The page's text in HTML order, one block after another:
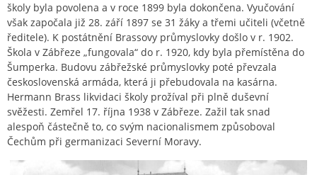
školy byla povolena a v roce 1899 byla dokončena. Vyučování
však započala již 28. září 1897 se 31 žáky a třemi učiteli (včetně
ředitele). K postátnění Brassovy průmyslovky došlo v r. 1902.
Škola v Zábřeze „fungovala“ do r. 1920, kdy byla přemístěna do
Šumperka. Budovu zábřežské průmyslovky poté převzala
československá armáda, která ji přebudovala na kasárna.
Hermann Brass likvidaci školy prožíval při plně duševní
svěžesti. Zemřel 17. října 1938 v Zábřeze. Zažil tak snad
alespoň částečně to, co svým nacionalismem způsoboval
Čechům při germanizaci Severní Moravy.